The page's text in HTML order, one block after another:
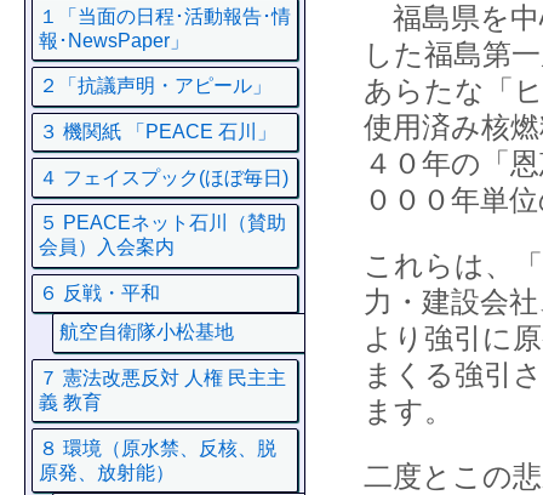
福島県を中
した福島第
あらたな「
使用済み核
４０年の「
０００年単
これらは、
力・建設会
より強引に
まくる強引
ます。
二度とこの
１「当面の日程･活動報告･情
報･NewsPaper」
２「抗議声明・アピール」
３ 機関紙 「PEACE 石川」
４ フェイスプック(ほぼ毎日)
５ PEACEネット石川（賛助
会員）入会案内
６ 反戦・平和
航空自衛隊小松基地
７ 憲法改悪反対 人権 民主主
義 教育
８ 環境（原水禁、反核、脱
原発、放射能）